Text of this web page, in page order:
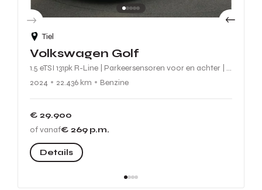
Tiel
Volkswagen Golf
1.5 eTSI 131pk R-Line | Parkeersensoren voor en achter | Digital Cockpit | LED koplampen | Keyless entry |
2024
22.436 km Benzine
€ 29.900
of vanaf€ 269 p.m.
Details